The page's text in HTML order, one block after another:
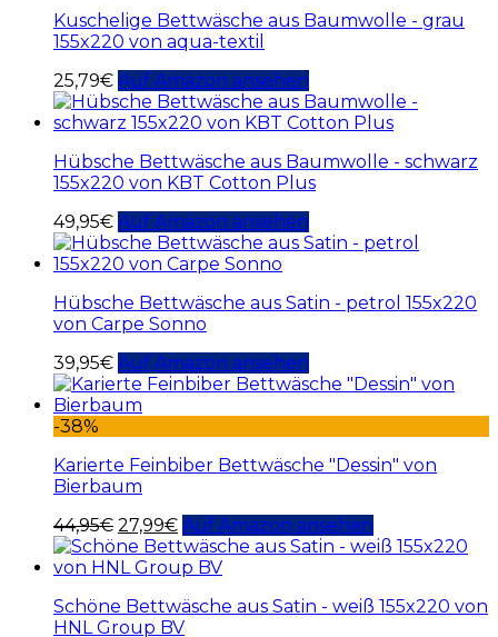
Kuschelige Bettwäsche aus Baumwolle - grau
155x220 von aqua-textil
25,79€ Auf Amazon ansehen
Hübsche Bettwäsche aus Baumwolle - schwarz
155x220 von KBT Cotton Plus
49,95€ Auf Amazon ansehen
Hübsche Bettwäsche aus Satin - petrol 155x220
von Carpe Sonno
39,95€ Auf Amazon ansehen
-38%
Karierte Feinbiber Bettwäsche "Dessin" von
Bierbaum
44,95€ 27,99€ Auf Amazon ansehen
Schöne Bettwäsche aus Satin - weiß 155x220 von
HNL Group BV